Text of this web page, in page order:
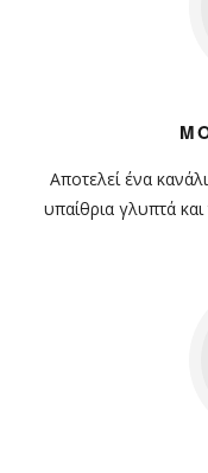
Αποτελεί ένα
υπαίθρια γλυπτά